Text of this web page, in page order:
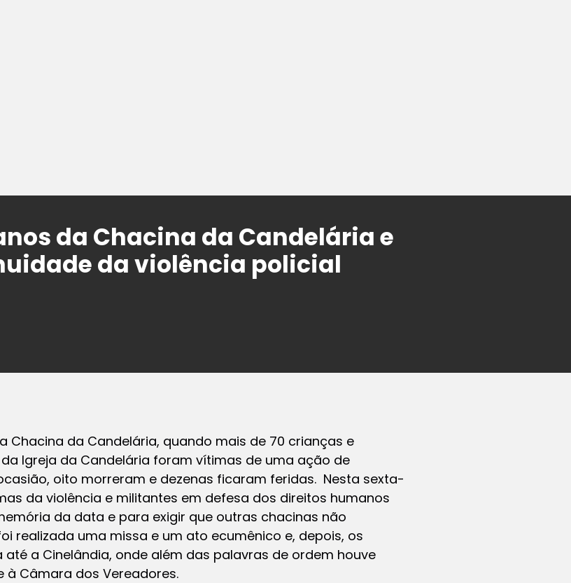
da Chacina da Candelária e
da violência policial
Chacina da Candelária, quando mais de 70 crianças e
Igreja da Candelária foram vítimas de uma ação de
oito morreram e dezenas ficaram feridas. Nesta sexta-
da violência e militantes em defesa dos direitos humanos
da data e para exigir que outras chacinas não
realizada uma missa e um ato ecumênico e, depois, os
a Cinelândia, onde além das palavras de ordem houve
Câmara dos Vereadores.